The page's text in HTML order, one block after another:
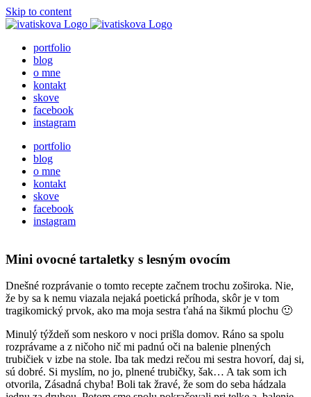
Skip to content
portfolio
blog
o mne
kontakt
skove
facebook
instagram
portfolio
blog
o mne
kontakt
skove
facebook
instagram
Mini ovocné tartaletky s lesným ovocím
Dnešné rozprávanie o tomto recepte začnem trochu zoširoka. Nie,
že by sa k nemu viazala nejaká poetická príhoda, skôr je v tom
tragikomický prvok, ako ma moja sestra ťahá na šikmú plochu 🙂
Minulý týždeň som neskoro v noci prišla domov. Ráno sa spolu
rozprávame a z ničoho nič mi padnú oči na balenie plnených
trubičiek v izbe na stole. Iba tak medzi rečou mi sestra hovorí, daj si,
sú dobré. Si myslím, no jo, plnené trubičky, šak… A tak som ich
otvorila, Zásadná chyba! Boli tak žravé, že som do seba hádzala